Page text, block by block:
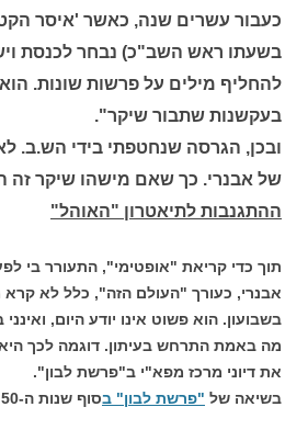
כעבור עשרים שנה, כאשר 'איסר
בשעתו ראש השב"כ) נבחר לכנסת
להחליף מילים על פרשות שונות. הוא
בעקשנות שתבור שיקר".
ובכן, הגרסה שנחטפתי בידי הש.ב.
של אבנרי. כך שאם מישהו שיקר זה
ההתגנבות לתיאטרון "האוהל"
תוך כדי קריאת "אופטימי", התעורר בי
אבנרי, כעורך "העולם הזה", כלל לא
בשבועון. הוא פשוט אינו יודע היום,
מה באמת התרחש בעיתון. דוגמה לכך היא
את דיוני מרכז מפא"י ב"פרשת לבון".
בשיאה של "פרשת לבון" בסוף שנות ה-50 של המאה שעברה,